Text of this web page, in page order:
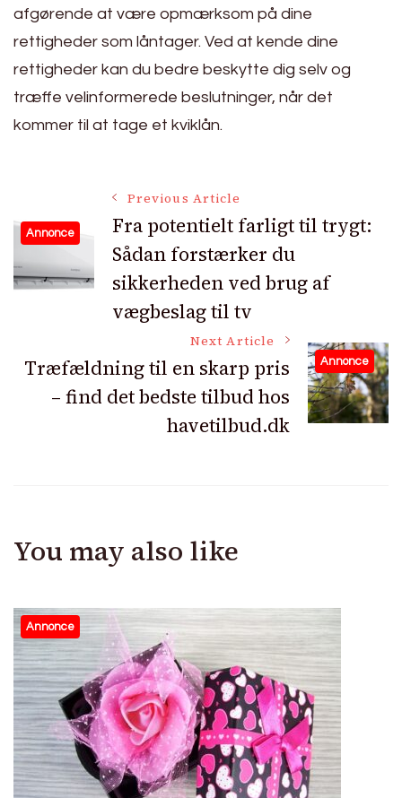
afgørende at være opmærksom på dine
rettigheder som låntager. Ved at kende dine
rettigheder kan du bedre beskytte dig selv og
træffe velinformerede beslutninger, når det
kommer til at tage et kviklån.
Post
Navigation
Annonce
Previous Article
Fra potentielt farligt til trygt:
Sådan forstærker du
sikkerheden ved brug af
vægbeslag til tv
Annonce
Next Article
Træfældning til en skarp pris
– find det bedste tilbud hos
havetilbud.dk
You may also like
Annonce